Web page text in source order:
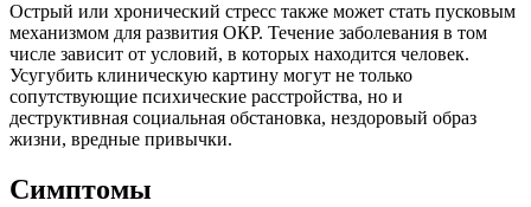
Острый или хронический стресс также может стать пусковым
механизмом для развития ОКР. Течение заболевания в том
числе зависит от условий, в которых находится человек.
Усугубить клиническую картину могут не только
сопутствующие психические расстройства, но и
деструктивная социальная обстановка, нездоровый образ
жизни, вредные привычки.
Симптомы